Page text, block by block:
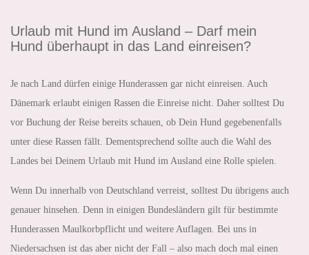
Urlaub mit Hund im Ausland – Darf mein
Hund überhaupt in das Land einreisen?
Je nach Land dürfen einige Hunderassen gar nicht einreisen. Auch
Dänemark erlaubt einigen Rassen die Einreise nicht. Daher solltest Du
vor Buchung der Reise bereits schauen, ob Dein Hund gegebenenfalls
unter diese Rassen fällt. Dementsprechend sollte auch die Wahl des
Landes bei Deinem Urlaub mit Hund im Ausland eine Rolle spielen.
Wenn Du innerhalb von Deutschland verreist, solltest Du übrigens auch
genauer hinsehen. Denn in einigen Bundesländern gilt für bestimmte
Hunderassen Maulkorbpflicht und weitere Auflagen. Bei uns in
Niedersachsen ist das aber nicht der Fall – also mach doch mal einen